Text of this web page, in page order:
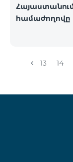
Հայաստանում
համաժողովը
13 14